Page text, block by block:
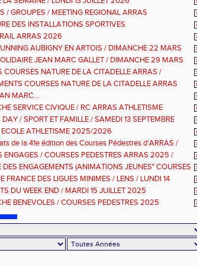
/ GROUPES / MEETING REGIONAL ARRAS
DES INSTALLATIONS SPORTIVES
ARRAS 2026
AUBIGNY EN ARTOIS / DIMANCHE 22 MARS
JEAN MARC GALLET / DIMANCHE 29 MARS
COURSES NATURE DE LA CITADELLE ARRAS /
9 NOVEMBRE 2025
COURSES NATURE DE LA CITADELLE ARRAS
MARC...
SERVICE CIVIQUE / RC ARRAS ATHLETISME
DAY / SPORT ET FAMILLE / SAMEDI 13 SEPTEMBRE
ECOLE ATHLETISME 2025/2026
de la 41e édition des Courses Pédestres d'ARRAS /
31 Aout 2025
ENGAGES / COURSES PEDESTRES ARRAS 2025 /
2KM
DES ENGAGEMENTS (ANIMATIONS JEUNES° COURSES
ARRAS
FRANCE DES LIGUES MINIMES / LENS / LUNDI 14
DU WEEK END / MARDI 15 JUILLET 2025
BENEVOLES / COURSES PEDESTRES 2025